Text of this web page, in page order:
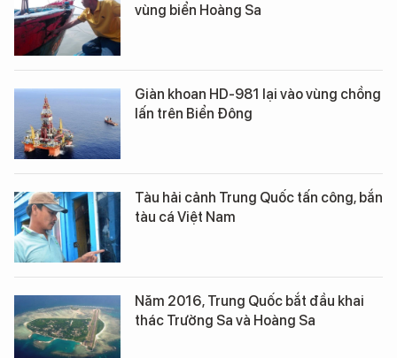
vùng biển Hoàng Sa
Giàn khoan HD-981 lại vào vùng chồng
lấn trên Biển Đông
Tàu hải cảnh Trung Quốc tấn công, bắn
tàu cá Việt Nam
Năm 2016, Trung Quốc bắt đầu khai
thác Trường Sa và Hoàng Sa